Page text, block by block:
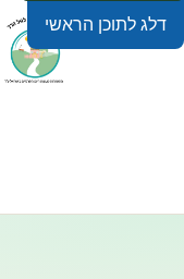
דלג לתוכן הראשי